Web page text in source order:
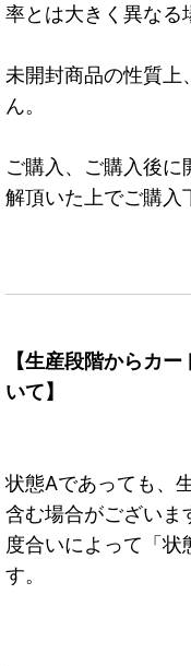
率とは大きく異なる
未開封商品の性質上
ん。
ご購入、ご購入後
解頂いた上でご購入
【生産段階からカ
いて】
状態Aであっても、
含む場合がございま
度合いによって「状
す。